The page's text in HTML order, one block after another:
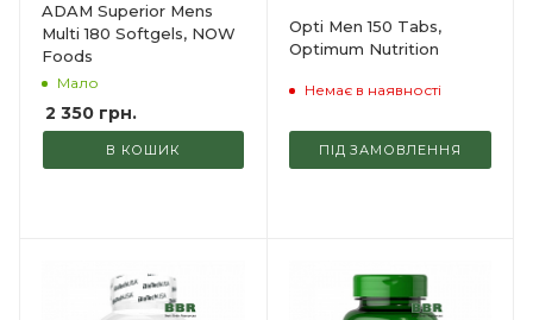
ADAM Superior Mens
Multi 180 Softgels, NOW
Foods
Мало
2 350 грн.
В КОШИК
Opti Men 150 Tabs,
Optimum Nutrition
Немає в наявності
ПІД ЗАМОВЛЕННЯ